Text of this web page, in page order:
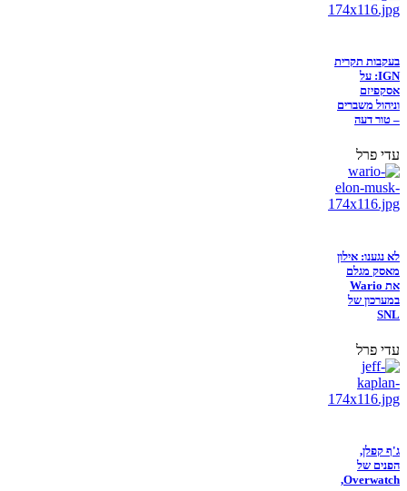
בעקבות תקרית
IGN: על
אסקפיזם
וניהול משברים
– טור דעה
עדי פרל
לא נגענו: אילון
מאסק מגלם
את Wario
במערכון של
SNL
עדי פרל
ג'ף קפלן,
הפנים של
Overwatch,